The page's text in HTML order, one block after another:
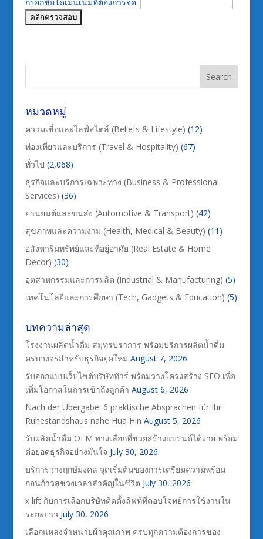
หมวดหมู่
ความเชื่อและไลฟ์สไตล์ (Beliefs & Lifestyle) (12)
ท่องเที่ยวและบริการ (Travel & Hospitality) (67)
ทั่วไป (2,068)
ธุรกิจและบริการเฉพาะทาง (Business & Professional
Services) (36)
ยานยนต์และขนส่ง (Automotive & Transport) (42)
สุขภาพและความงาม (Health, Medical & Beauty) (11)
อสังหาริมทรัพย์และที่อยู่อาศัย (Real Estate & Home
Decor) (30)
อุตสาหกรรมและการผลิต (Industrial & Manufacturing) (5)
เทคโนโลยีและการศึกษา (Tech, Gadgets & Education) (5)
บทความล่าสุด
โรงงานผลิตน้ำดื่ม สมุทรปราการ พร้อมบริการผลิตน้ำดื่ม
ครบวงจรสำหรับธุรกิจยุคใหม่ August 7, 2026
รับออกแบบเว็บไซต์บริษัททัวร์ พร้อมวางโครงสร้าง SEO เพื่อ
เพิ่มโอกาสในการเข้าถึงลูกค้า August 6, 2026
Nach der Übergabe: 6 praktische Absprachen für Ihr
Ruhestandshaus nahe Hua Hin August 5, 2026
รับผลิตน้ำดื่ม OEM ทางเลือกที่ช่วยสร้างแบรนด์ได้ง่าย พร้อม
ต่อยอดธุรกิจอย่างมั่นใจ July 30, 2026
บริการวางฤกษ์มงคล จุดเริ่มต้นของการเตรียมความพร้อม
ก่อนก้าวสู่ช่วงเวลาสำคัญในชีวิต July 30, 2026
x lift กับการเลือกบริษัทติดตั้งลิฟท์ที่ตอบโจทย์การใช้งานใน
ระยะยาว July 30, 2026
เลือกแหล่งจำหน่ายผ้าคุณภาพ ครบทุกความต้องการของ